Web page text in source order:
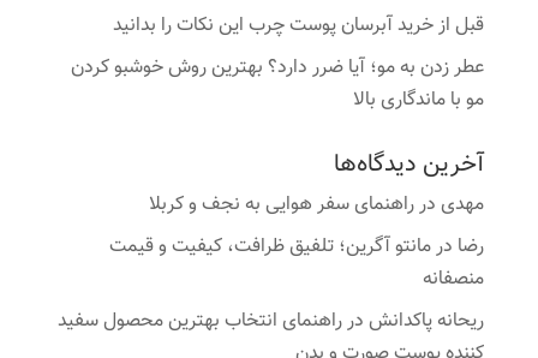
قبل از خرید آبرسان پوست چرب این نکات را بدانید
عطر زدن به مو؛ آیا ضرر دارد؟ بهترین روش خوشبو کردن
مو با ماندگاری بالا
آخرین دیدگاه‌ها
مهدیدرراهنمای سفر هوایی به نجف و کربلا
رضا درمانتو آگرین؛ تلفیق ظرافت، کیفیت و قیمت
منصفانه
ریحانه پاکدانشدرراهنمای انتخاب بهترین محصول سفید